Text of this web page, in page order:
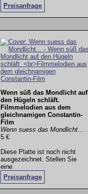
Preisanfrage
Wenn süß das Mondlicht auf
den Hügeln schläft.
Filmmelodien aus dem
gleichnamigen Constantin-
Film
Wenn suess das Mondlicht...
5 €
Diese Platte ist noch nicht
ausgezeichnet. Stellen Sie
eine
Preisanfrage